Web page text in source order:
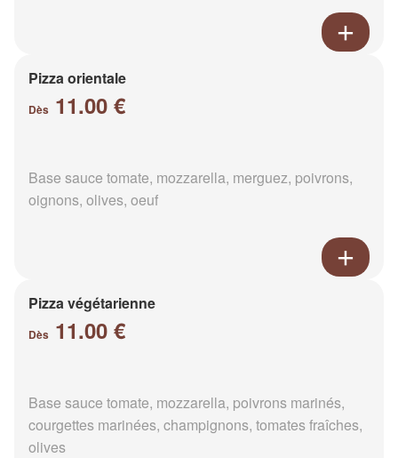
Pizza orientale
Dès 11.00 €
Base sauce tomate, mozzarella, merguez, poivrons,
oignons, olives, oeuf
Pizza végétarienne
Dès 11.00 €
Base sauce tomate, mozzarella, poivrons marinés,
courgettes marinées, champignons, tomates fraîches,
olives